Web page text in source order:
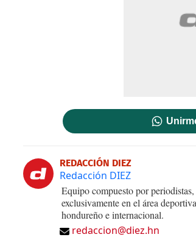
REDACCIÓN DIEZ
Redacción DIEZ
Equipo compuesto por
exclusivamente en el área
hondureño e internacional.
redaccion@diez.hn